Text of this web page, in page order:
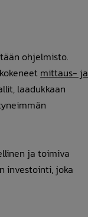
ohjelmisto.
mittaus- ja
laadukkaan
ja toimiva
investointi, joka